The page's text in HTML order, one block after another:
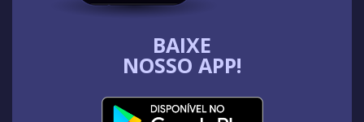
BAIXE
NOSSO APP!